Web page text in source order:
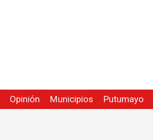
Opinión Municipios Putumayo